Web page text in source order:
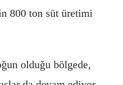
800 ton süt üretimi
olduğu bölgede,